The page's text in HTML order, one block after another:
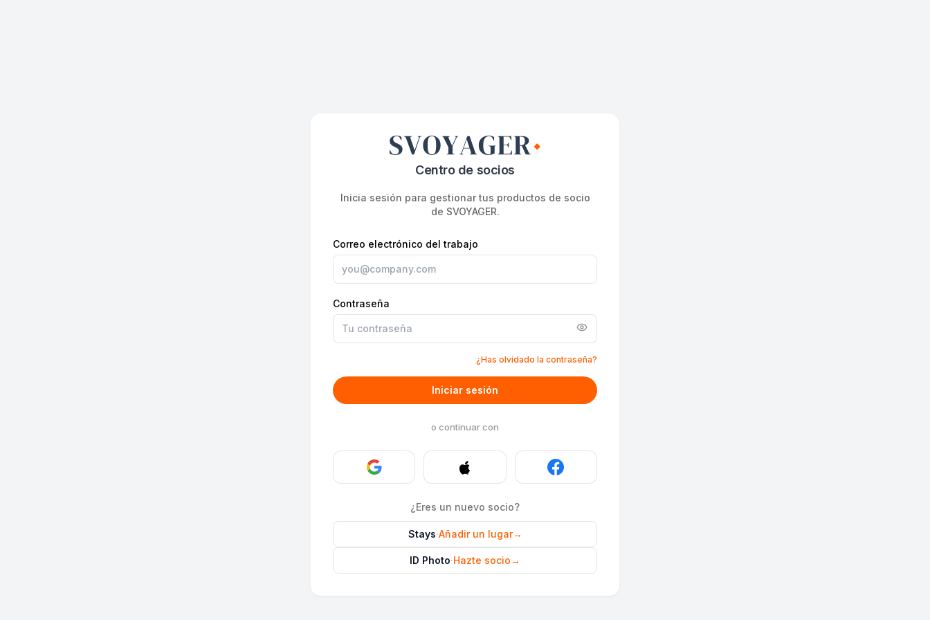
Centro de socios
Inicia sesión para gestionar tus productos de socio
de SVOYAGER.
Correo electrónico del trabajo
Contraseña
¿Has olvidado la contraseña?
Iniciar sesión
o continuar con
¿Eres un nuevo socio?
Stays·Añadir un lugar→
ID Photo·Hazte socio→